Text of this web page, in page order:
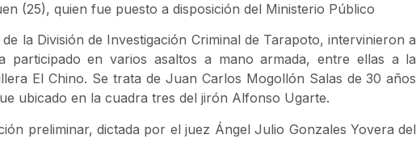
(25), quien fue puesto a disposición del Ministerio Público
la División de Investigación Criminal de Tarapoto, intervinieron a
participado en varios asaltos a mano armada, entre ellas a la
El Chino. Se trata de Juan Carlos Mogollón Salas de 30 años
ubicado en la cuadra tres del jirón Alfonso Ugarte.
preliminar, dictada por el juez Ángel Julio Gonzales Yovera del